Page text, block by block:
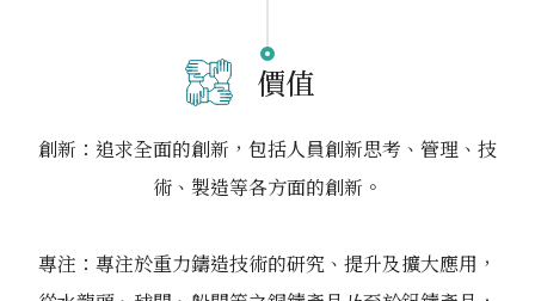
價值
創新：追求全面的創新，包括人員創新思考、管理、技
術、製造等各方面的創新。
專注：專注於重力鑄造技術的研究、提升及擴大應用，